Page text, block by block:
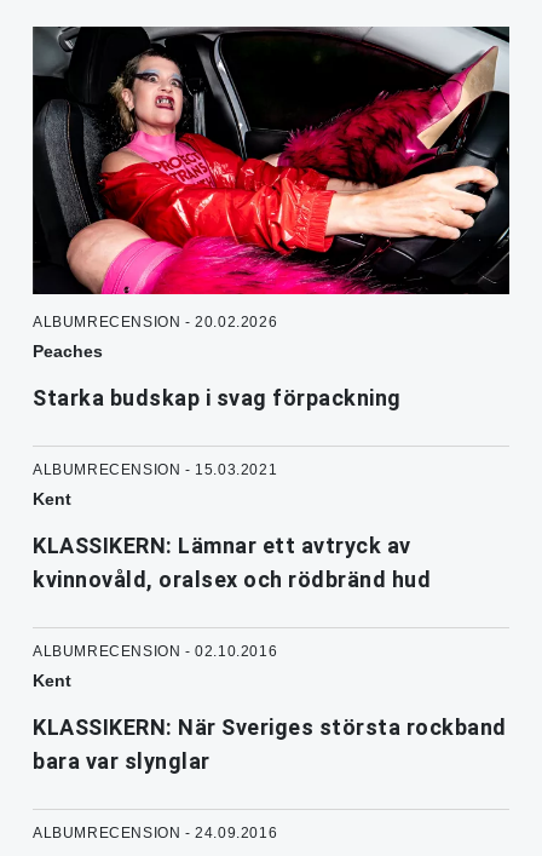
ALBUMRECENSION - 20.02.2026
Peaches
Starka budskap i svag förpackning
ALBUMRECENSION - 15.03.2021
Kent
KLASSIKERN: Lämnar ett avtryck av
kvinnovåld, oralsex och rödbränd hud
ALBUMRECENSION - 02.10.2016
Kent
KLASSIKERN: När Sveriges största rockband
bara var slynglar
ALBUMRECENSION - 24.09.2016